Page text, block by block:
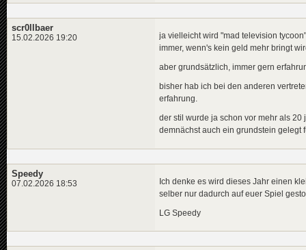
scr0llbaer
15.02.2026 19:20
ja vielleicht wird "mad television
immer, wenn's kein geld mehr bringt
aber grundsätzlich, immer gern
bisher hab ich bei den anderen
erfahrung.
der stil wurde ja schon vor mehr als
demnächst auch ein grundstein
Speedy
07.02.2026 18:53
Ich denke es wird dieses Jahr einen
selber nur dadurch auf euer Spiel
LG Speedy